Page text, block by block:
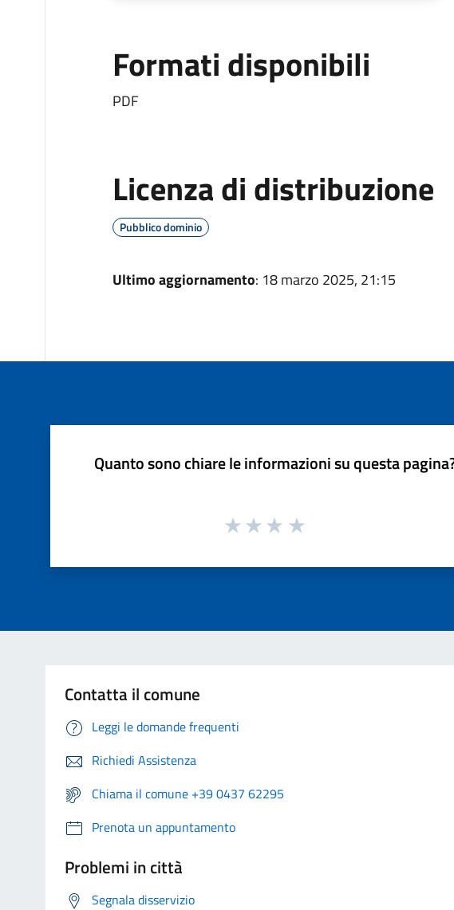
Formati disponibili
PDF
Licenza di distribuzione
Pubblico dominio
Ultimo aggiornamento: 18 marzo 2025, 21:15
Quanto sono chiare le informazioni su questa
Contatta il comune
Leggi le domande frequenti
Richiedi Assistenza
Chiama il comune +39 0437 62295
Prenota un appuntamento
Problemi in città
Segnala disservizio